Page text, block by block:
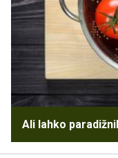
Ali lahko